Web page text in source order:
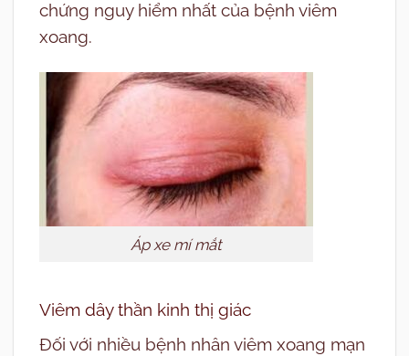
chứng nguy hiểm nhất của bệnh viêm
xoang.
Áp xe mí mắt
Viêm dây thần kinh thị giác
Đối với nhiều bệnh nhân viêm xoang mạn